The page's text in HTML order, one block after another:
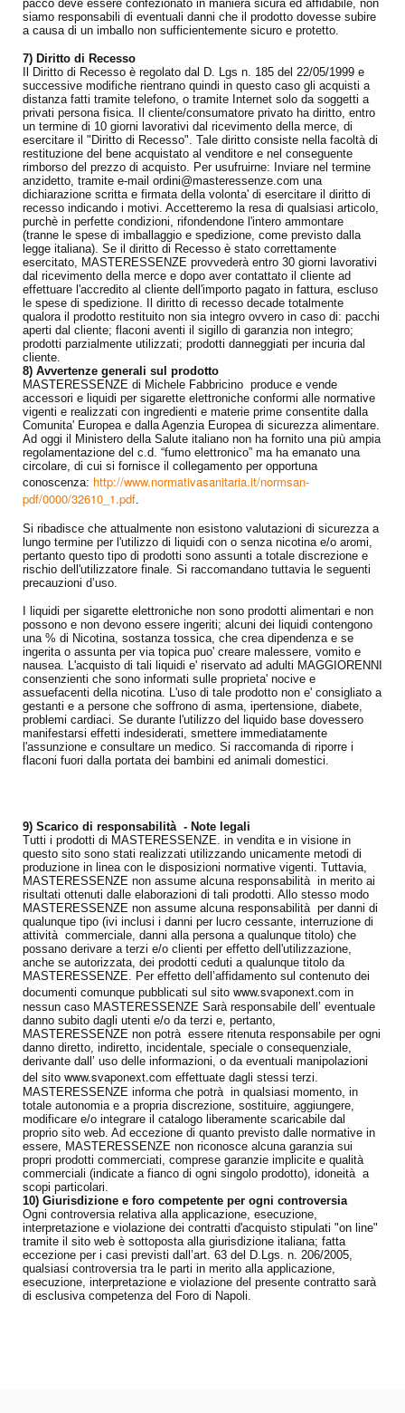
pacco deve essere confezionato in maniera sicura ed affidabile, non
siamo responsabili di eventuali danni che il prodotto dovesse subire
a causa di un imballo non sufficientemente sicuro e protetto.
7) Diritto di Recesso
Il Diritto di Recesso è regolato dal D. Lgs n. 185 del 22/05/1999 e
successive modifiche rientrano quindi in questo caso gli acquisti a
distanza fatti tramite telefono, o tramite Internet solo da soggetti a
privati persona fisica. Il cliente/consumatore privato ha diritto, entro
un termine di 10 giorni lavorativi dal ricevimento della merce, di
esercitare il "Diritto di Recesso". Tale diritto consiste nella facoltà di
restituzione del bene acquistato al venditore e nel conseguente
rimborso del prezzo di acquisto. Per usufruirne: Inviare nel termine
anzidetto, tramite e-mail ordini@masteressenze.com una
dichiarazione scritta e firmata della volonta' di esercitare il diritto di
recesso indicando i motivi. Accetteremo la resa di qualsiasi articolo,
purchè in perfette condizioni, rifondendone l'intero ammontare
(tranne le spese di imballaggio e spedizione, come previsto dalla
legge italiana). Se il diritto di Recesso è stato correttamente
esercitato, MASTERESSENZE provvederà entro 30 giorni lavorativi
dal ricevimento della merce e dopo aver contattato il cliente ad
effettuare l'accredito al cliente dell'importo pagato in fattura, escluso
le spese di spedizione. Il diritto di recesso decade totalmente
qualora il prodotto restituito non sia integro ovvero in caso di: pacchi
aperti dal cliente; flaconi aventi il sigillo di garanzia non integro;
prodotti parzialmente utilizzati; prodotti danneggiati per incuria dal
cliente.
8) Avvertenze generali sul prodotto
MASTERESSENZE di Michele Fabbricino produce e vende
accessori e liquidi per sigarette elettroniche conformi alle normative
vigenti e realizzati con ingredienti e materie prime consentite dalla
Comunita' Europea e dalla Agenzia Europea di sicurezza alimentare.
Ad oggi il Ministero della Salute italiano non ha fornito una più ampia
regolamentazione del c.d. “fumo elettronico” ma ha emanato una
circolare, di cui si fornisce il collegamento per opportuna
conoscenza: http://www.normativasanitaria.it/normsan-
pdf/0000/32610_1.pdf.
Si ribadisce che attualmente non esistono valutazioni di sicurezza a
lungo termine per l'utilizzo di liquidi con o senza nicotina e/o aromi,
pertanto questo tipo di prodotti sono assunti a totale discrezione e
rischio dell'utilizzatore finale. Si raccomandano tuttavia le seguenti
precauzioni d’uso.
I liquidi per sigarette elettroniche non sono prodotti alimentari e non
possono e non devono essere ingeriti; alcuni dei liquidi contengono
una % di Nicotina, sostanza tossica, che crea dipendenza e se
ingerita o assunta per via topica puo' creare malessere, vomito e
nausea. L'acquisto di tali liquidi e' riservato ad adulti MAGGIORENNI
consenzienti che sono informati sulle proprieta' nocive e
assuefacenti della nicotina. L'uso di tale prodotto non e' consigliato a
gestanti e a persone che soffrono di asma, ipertensione, diabete,
problemi cardiaci. Se durante l'utilizzo del liquido base dovessero
manifestarsi effetti indesiderati, smettere immediatamente
l'assunzione e consultare un medico. Si raccomanda di riporre i
flaconi fuori dalla portata dei bambini ed animali domestici.
9) Scarico di responsabilità - Note legali
Tutti i prodotti di MASTERESSENZE. in vendita e in visione in
questo sito sono stati realizzati utilizzando unicamente metodi di
produzione in linea con le disposizioni normative vigenti. Tuttavia,
MASTERESSENZE non assume alcuna responsabilità in merito ai
risultati ottenuti dalle elaborazioni di tali prodotti. Allo stesso modo
MASTERESSENZE non assume alcuna responsabilità per danni di
qualunque tipo (ivi inclusi i danni per lucro cessante, interruzione di
attività commerciale, danni alla persona a qualunque titolo) che
possano derivare a terzi e/o clienti per effetto dell'utilizzazione,
anche se autorizzata, dei prodotti ceduti a qualunque titolo da
MASTERESSENZE. Per effetto dell’affidamento sul contenuto dei
documenti comunque pubblicati sul sito www.svaponext.com in
nessun caso MASTERESSENZE Sarà responsabile dell’ eventuale
danno subito dagli utenti e/o da terzi e, pertanto,
MASTERESSENZE non potrà essere ritenuta responsabile per ogni
danno diretto, indiretto, incidentale, speciale o consequenziale,
derivante dall’ uso delle informazioni, o da eventuali manipolazioni
del sito www.svaponext.com effettuate dagli stessi terzi.
MASTERESSENZE informa che potrà in qualsiasi momento, in
totale autonomia e a propria discrezione, sostituire, aggiungere,
modificare e/o integrare il catalogo liberamente scaricabile dal
proprio sito web. Ad eccezione di quanto previsto dalle normative in
essere, MASTERESSENZE non riconosce alcuna garanzia sui
propri prodotti commerciati, comprese garanzie implicite e qualità
commerciali (indicate a fianco di ogni singolo prodotto), idoneità a
scopi particolari.
10) Giurisdizione e foro competente per ogni controversia
Ogni controversia relativa alla applicazione, esecuzione,
interpretazione e violazione dei contratti d'acquisto stipulati "on line"
tramite il sito web è sottoposta alla giurisdizione italiana; fatta
eccezione per i casi previsti dall’art. 63 del D.Lgs. n. 206/2005,
qualsiasi controversia tra le parti in merito alla applicazione,
esecuzione, interpretazione e violazione del presente contratto sarà
di esclusiva competenza del Foro di Napoli.